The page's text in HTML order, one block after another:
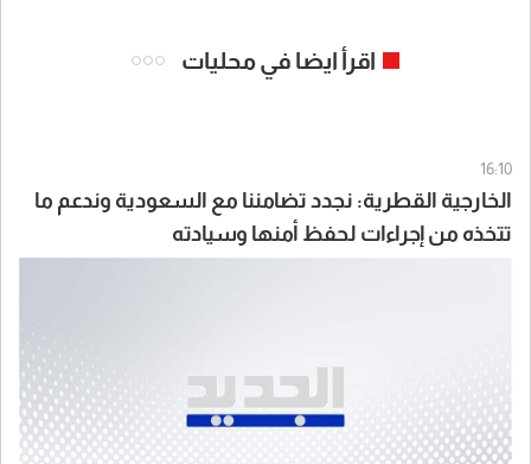
اقرأ ايضا في محليات
16:10
الخارجية القطرية: نجدد تضامننا مع السعودية وندعم ما
تتخذه من إجراءات لحفظ أمنها وسيادته